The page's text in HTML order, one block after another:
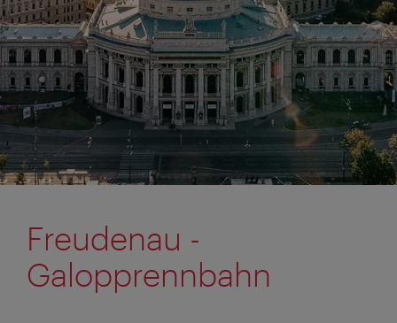
Freudenau -
Galopprennbahn